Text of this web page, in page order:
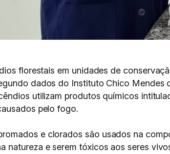
florestais em unidades de
dados do Instituto Chico
utilizam produtos químicos
pelo fogo.
e clorados são usados na
natureza e serem tóxicos aos seres